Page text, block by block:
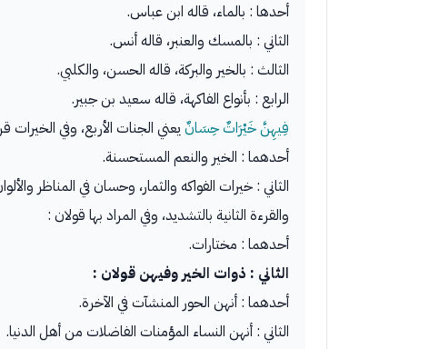
أحدها : بالماء، قاله ابن عباس.
الثاني : بالمسك والعنبر، قاله أنس.
الثالث : بالخير والبركة، قاله الحسن، والكلبي.
الرابع : بأنواع الفاكهة، قاله سعيد بن جبير.
فِيهِنَّ خَيْرَاتٌ حِسَانٌ يعني الجنات الأربع، وفي الخيرات
أحدهما : الخير والنعم المستحسنة.
الثاني : خيرات الفواكه والثمار، وحسان في المناظر
والقرءة الثانية بالتشديد، وفي المراد بها قولان :
أحدهما : مختارات.
الثاني : ذوات الخير وفيهن قولان :
أحدهما : أنهن الحور المنشآت في الآخرة.
الثاني : أنهن النساء المؤمنات الفاضلات من أهل الدنيا.